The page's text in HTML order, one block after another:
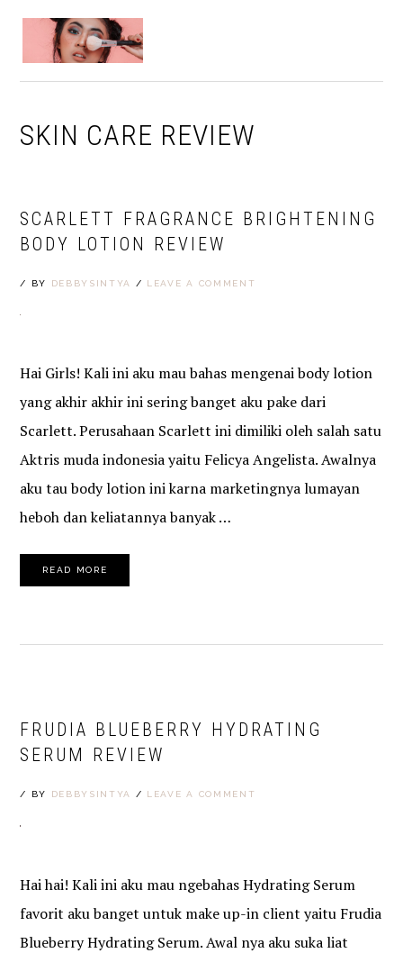
primary
navigation
main
content
primary
sidebar
SKIN CARE REVIEW
SCARLETT FRAGRANCE BRIGHTENING
BODY LOTION REVIEW
/ BY DEBBYSINTYA / LEAVE A COMMENT
Hai Girls! Kali ini aku mau bahas mengenai body lotion
yang akhir akhir ini sering banget aku pake dari
Scarlett. Perusahaan Scarlett ini dimiliki oleh salah satu
Aktris muda indonesia yaitu Felicya Angelista. Awalnya
aku tau body lotion ini karna marketingnya lumayan
heboh dan keliatannya banyak …
READ MORE
FRUDIA BLUEBERRY HYDRATING
SERUM REVIEW
/ BY DEBBYSINTYA / LEAVE A COMMENT
Hai hai! Kali ini aku mau ngebahas Hydrating Serum
favorit aku banget untuk make up-in client yaitu Frudia
Blueberry Hydrating Serum. Awal nya aku suka liat